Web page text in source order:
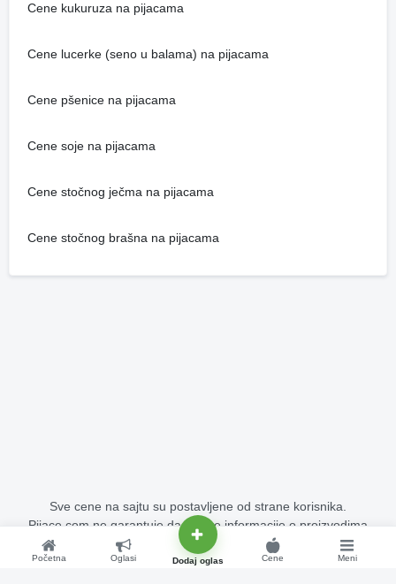
Cene kukuruza na pijacama
Cene lucerke (seno u balama) na pijacama
Cene pšenice na pijacama
Cene soje na pijacama
Cene stočnog ječma na pijacama
Cene stočnog brašna na pijacama
Sve cene na sajtu su postavljene od strane korisnika.
Pijace.com ne garantuje da su sve informacije o proizvodima
potpuno tačne i bez grešaka.
Copyright © 2015 - 2026 Pijace.com Sva prava su zadržana.
Početna Oglasi Dodaj oglas Cene Meni